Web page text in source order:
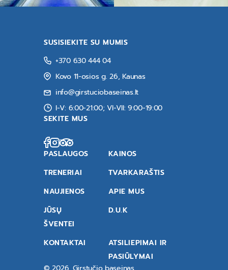
SUSISIEKITE SU MUMIS
+370 630 444 04
Kovo 11-osios g. 26, Kaunas
info@girstuciobaseinas.lt
I-V: 6:00-21:00; VI-VII: 9:00-19:00
SEKITE MUS
PASLAUGOS
KAINOS
TRENERIAI
TVARKARAŠTIS
NAUJIENOS
APIE MUS
JŪSŲ
ŠVENTEI
D.U.K
KONTAKTAI
ATSILIEPIMAI IR
PASIŪLYMAI